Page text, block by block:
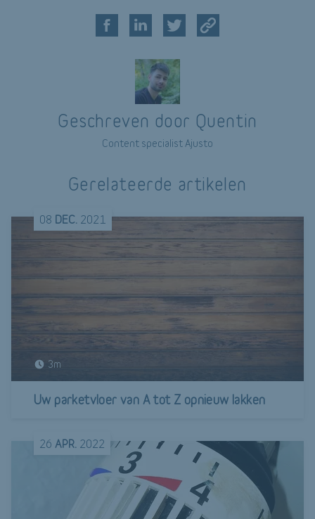
Geschreven door Quentin
Content specialist Ajusto
Gerelateerde artikelen
08 DEC. 2021
3m
Uw parketvloer van A tot Z opnieuw lakken
26 APR. 2022